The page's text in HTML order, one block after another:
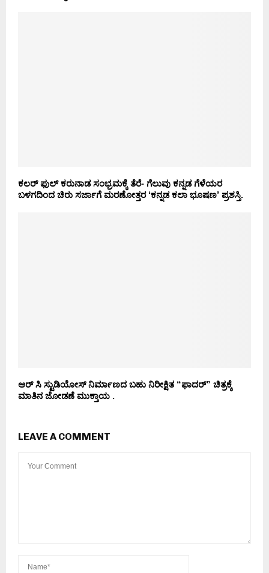
ಕಲರ್ ಫುಲ್ ಕರುನಾಡ ಸಂಭ್ರಮಕ್ಕೆ ತೆರೆ- ಗೆಲುವು ಕನ್ನಡ ಗೆಳೆಯರ
ಬಳಗದಿಂದ ಚಿರು ಸರ್ಜಾಗೆ ಮರಣೋತ್ತರ ‘ಕನ್ನಡ‌ ಕಲಾ ಭೂಷಣ’ ಪ್ರಶಸ್ತಿ.
ಆರ್ ಸಿ ಸ್ಟುಡಿಯೋಸ್ ನಿರ್ಮಾಣದ ಬಹು ನಿರೀಕ್ಷಿತ “ಫಾದರ್” ಚಿತ್ರಕ್ಕೆ
ಮಾತಿನ ಜೋಡಣೆ ಮುಕ್ತಾಯ .
LEAVE A COMMENT